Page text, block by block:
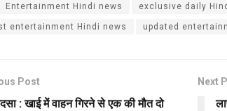
Entertainment Hindi news exclusive daily
entertainment Hindi news updated
Post
: खाई में वाहन गिरने से एक की मौत दो
Next